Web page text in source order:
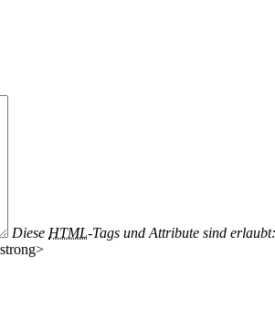
Diese HTML-Tags und Attribute sind erlaubt: